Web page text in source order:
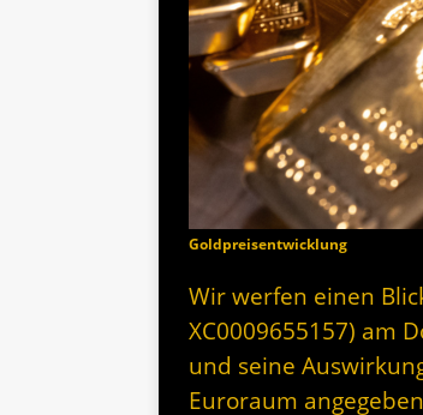
Goldpreisentwicklung
Wir werfen einen
XC0009655157) am
und seine
Euroraum